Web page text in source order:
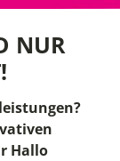
NUR
Hallo